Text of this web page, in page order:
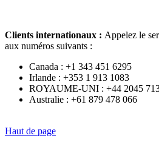
Clients internationaux : Appelez le
aux numéros suivants :
Canada : +1 343 451 6295
Irlande : +353 1 913 1083
ROYAUME-UNI : +44 2045
Australie : +61 879 478 066
Haut de page